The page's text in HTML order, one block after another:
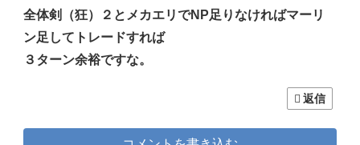
全体剣（狂）２とメカエリでNP足りなければマーリ
ン足してトレードすれば
３ターン余裕ですな。
返信